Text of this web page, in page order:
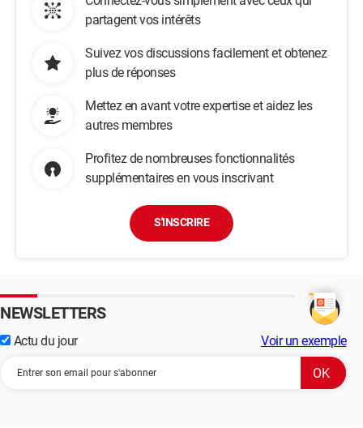
partagent vos intérêts
Suivez vos discussions facilement et obtenez
plus de réponses
Mettez en avant votre expertise et aidez les
autres membres
Profitez de nombreuses fonctionnalités
supplémentaires en vous inscrivant
S'INSCRIRE
NEWSLETTERS
Actu du jour Voir un exemple